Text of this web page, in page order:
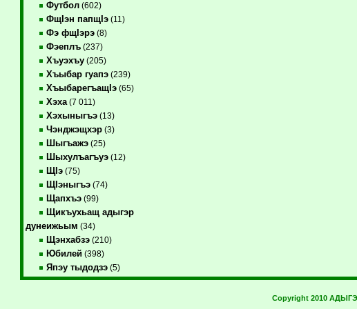
Футбол(602)
ФщIэн папщIэ(11)
Фэ фщIэрэ(8)
Фэеплъ(237)
Хъуэхъу(205)
Хъыбар гуапэ(239)
ХъыбарегъащIэ(65)
Хэха(7 011)
Хэхыныгъэ(13)
Чэнджэщхэр(3)
Шыгъажэ(25)
Шыхулъагъуэ(12)
ЩIэ(75)
ЩIэныгъэ(74)
Щапхъэ(99)
Щикъухьащ адыгэр
дунеижьым (34)
Щэнхабзэ(210)
Юбилей(398)
Япэу тыдодзэ(5)
Copyright 2010